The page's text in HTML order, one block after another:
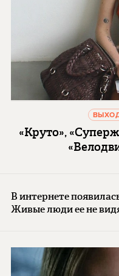
«Круто»,
В интернете
Живые люди ее не